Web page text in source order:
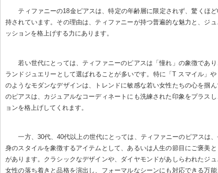
ティファニーの18金ピアスは、特定の年齢層に限定されず、驚くほ
持されています。その理由は、ティファニーが持つ普遍的な魅力と、ジ
ッションを格上げする力にあります。
若い世代にとっては、ティファニーのピアスは「憧れ」の象徴であ
ランドジュエリーとして選ばれることが多いです。特に「T スマイル」
のようなモダンなデザインは、トレンドに敏感な若い女性たちの心を掴
のピアスは、カジュアルなコーディネートにも洗練された印象をプラス
ョンを格上げしてくれます。
一方、30代、40代以上の世代にとっては、ティファニーのピアスは
身のスタイルを象徴するアイテムとして、あるいは人生の節目にご褒美
があります。クラシックなデザインや、ダイヤモンドがあしらわれたジ
女性の落ち着きと品格を演出し、フォーマルなシーンにも対応できる万